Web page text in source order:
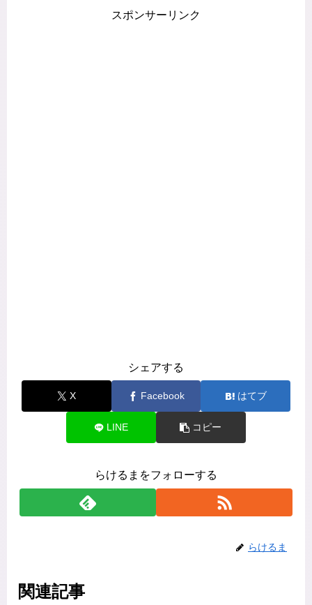
スポンサーリンク
シェアする
X Facebook はてブ
LINE コピー
らけるまをフォローする
らけるま
関連記事